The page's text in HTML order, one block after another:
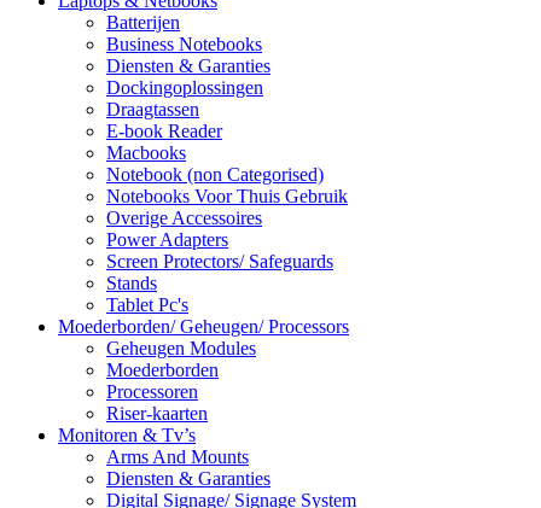
Batterijen
Business Notebooks
Diensten & Garanties
Dockingoplossingen
Draagtassen
E-book Reader
Macbooks
Notebook (non Categorised)
Notebooks Voor Thuis Gebruik
Overige Accessoires
Power Adapters
Screen Protectors/ Safeguards
Stands
Tablet Pc's
Moederborden/ Geheugen/ Processors
Geheugen Modules
Moederborden
Processoren
Riser-kaarten
Monitoren & Tv’s
Arms And Mounts
Diensten & Garanties
Digital Signage/ Signage System